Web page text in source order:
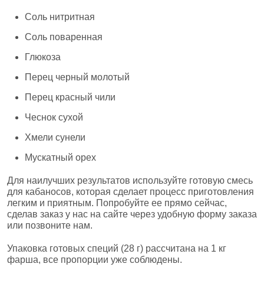
Соль нитритная
Соль поваренная
Глюкоза
Перец черный молотый
Перец красный чили
Чеснок сухой
Хмели сунели
Мускатный орех
Для наилучших результатов используйте готовую смесь
для кабаносов, которая сделает процесс приготовления
легким и приятным. Попробуйте ее прямо сейчас,
сделав заказ у нас на сайте через удобную форму заказа
или позвоните нам.
Упаковка готовых специй (28 г) рассчитана на 1 кг
фарша, все пропорции уже соблюдены.